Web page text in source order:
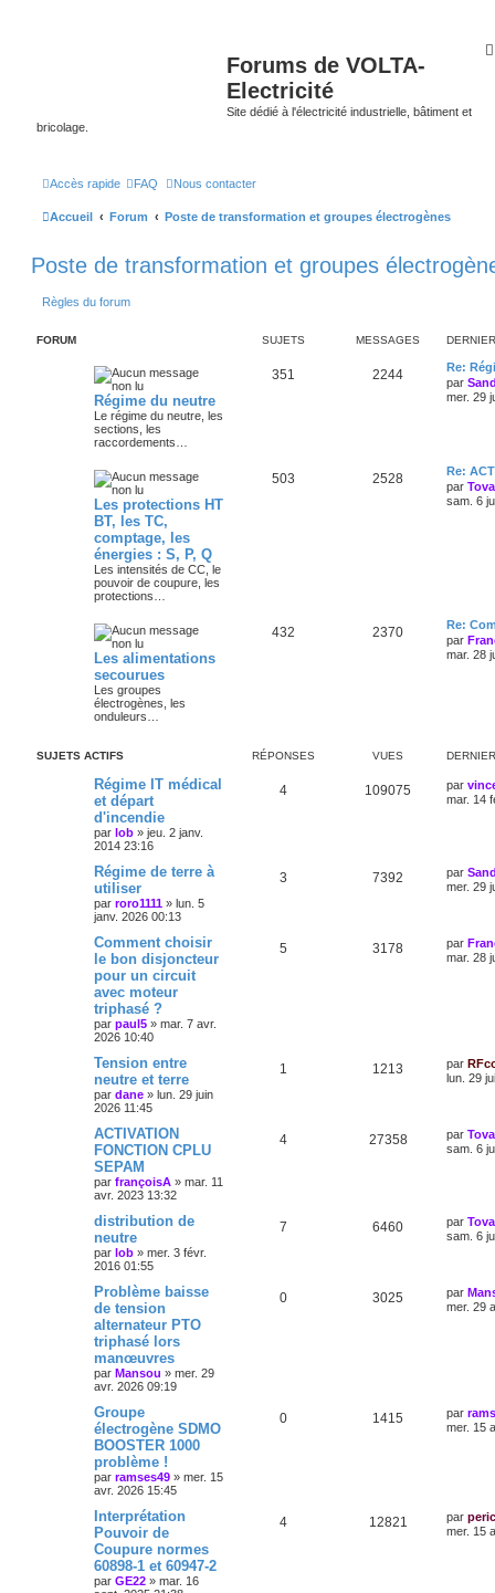
Forums de VOLTA-
Electricité
Site dédié à l'électricité industrielle, bâtiment et
bricolage.
Accès rapide FAQ Nous contacter
Accueil Forum Poste de transformation et groupes électrogènes
Poste de transformation et groupes
Règles du forum
FORUM SUJETS MESSAGES
Régime du neutre
Le régime du neutre, les
sections, les
raccordements…
351 2244
Re:
par
mer. 29
Les protections HT
BT, les TC,
comptage, les
énergies : S, P, Q
Les intensités de CC, le
pouvoir de coupure, les
protections…
503 2528
Re:
par
sam. 6
Les alimentations
secourues
Les groupes
électrogènes, les
onduleurs…
432 2370
Re:
par
mar. 28
SUJETS ACTIFS RÉPONSES VUES
Régime IT médical
et départ
d'incendie
par lob » jeu. 2 janv.
2014 23:16
4 109075 par
mar. 14
Régime de terre à
utiliser
par roro1111 » lun. 5
janv. 2026 00:13
3 7392 par
mer. 29
Comment choisir
le bon disjoncteur
pour un circuit
avec moteur
triphasé ?
par paul5 » mar. 7 avr.
2026 10:40
5 3178 par
mar. 28
Tension entre
neutre et terre
par dane » lun. 29 juin
2026 11:45
1 1213 par
lun. 29
ACTIVATION
FONCTION CPLU
SEPAM
par françoisA » mar. 11
avr. 2023 13:32
4 27358 par
sam. 6
distribution de
neutre
par lob » mer. 3 févr.
2016 01:55
7 6460 par
sam. 6
Problème baisse
de tension
alternateur PTO
triphasé lors
manœuvres
par Mansou » mer. 29
avr. 2026 09:19
0 3025 par
mer. 29
Groupe
électrogène SDMO
BOOSTER 1000
problème !
par ramses49 » mer. 15
avr. 2026 15:45
0 1415 par
mer. 15
Interprétation
Pouvoir de
Coupure normes
60898-1 et 60947-2
par GE22 » mar. 16
4 12821 par
mer. 15